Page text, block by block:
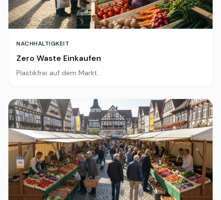
NACHHALTIGKEIT
Zero Waste Einkaufen
Plastikfrei auf dem Markt.